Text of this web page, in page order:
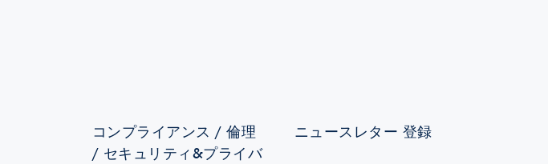
コンプライアンス / 倫理
/ セキュリティ&プライバ
ニュースレター 登録